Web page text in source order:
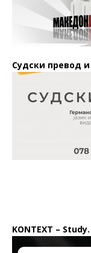
Судски превод
KONTEXT –